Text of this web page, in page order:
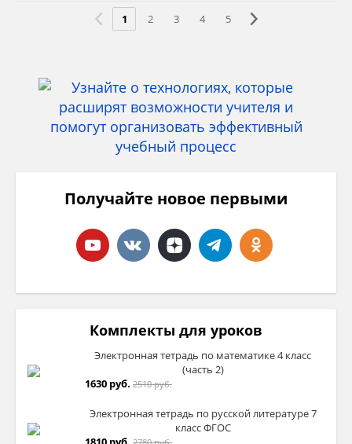
1 2 3 4 5
Получайте новое первыми
Комплекты для уроков
Электронная тетрадь по математике 4 класс
(часть 2)
1630 руб. 2510 руб.
Электронная тетрадь по русской литературе 7
класс ФГОС